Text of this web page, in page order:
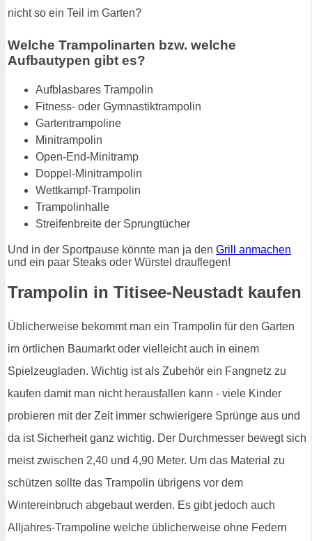
nicht so ein Teil im Garten?
Welche Trampolinarten bzw. welche
Aufbautypen gibt es?
Aufblasbares Trampolin
Fitness- oder Gymnastiktrampolin
Gartentrampoline
Minitrampolin
Open-End-Minitramp
Doppel-Minitrampolin
Wettkampf-Trampolin
Trampolinhalle
Streifenbreite der Sprungtücher
Und in der Sportpause könnte man ja den Grill anmachen
und ein paar Steaks oder Würstel drauflegen!
Trampolin in Titisee-Neustadt kaufen
Üblicherweise bekommt man ein Trampolin für den Garten
im örtlichen Baumarkt oder vielleicht auch in einem
Spielzeugladen. Wichtig ist als Zubehör ein Fangnetz zu
kaufen damit man nicht herausfallen kann - viele Kinder
probieren mit der Zeit immer schwierigere Sprünge aus und
da ist Sicherheit ganz wichtig. Der Durchmesser bewegt sich
meist zwischen 2,40 und 4,90 Meter. Um das Material zu
schützen sollte das Trampolin übrigens vor dem
Wintereinbruch abgebaut werden. Es gibt jedoch auch
Alljahres-Trampoline welche üblicherweise ohne Federn